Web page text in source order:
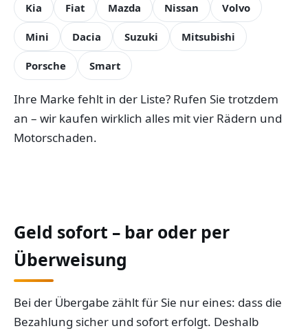
Kia Fiat Mazda Nissan Volvo
Mini Dacia Suzuki Mitsubishi
Porsche Smart
Ihre Marke fehlt in der Liste? Rufen Sie trotzdem
an – wir kaufen wirklich alles mit vier Rädern und
Motorschaden.
Geld sofort – bar oder per
Überweisung
Bei der Übergabe zählt für Sie nur eines: dass die
Bezahlung sicher und sofort erfolgt. Deshalb